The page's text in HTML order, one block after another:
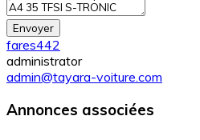
Envoyer
fares442
administrator
admin@tayara-voiture.com
Annonces associées